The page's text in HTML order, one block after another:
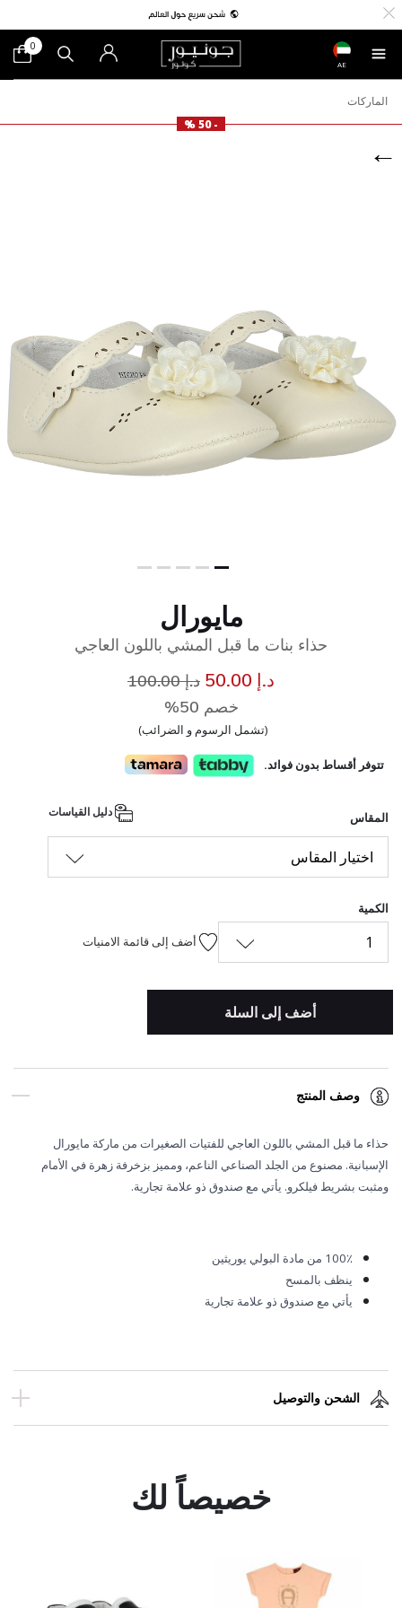
AE
0
الماركات
- 50 %
مايورال
حذاء بنات ما قبل المشي باللون العاجي
د.إ 50.00 سعر مخفض مند.إ 100.00
خصم 50%
(تشمل الرسوم و الضرائب)
تتوفر أقساط بدون فوائد.
المقاس
اختيار المقاس
الكمية
1 أضف إلى قائمة الامنيات
أضف إلى السلة
وصف المنتج
حذاء ما قبل المشي باللون العاجي للفتيات الصغيرات من ماركة مايورال
الإسبانية. مصنوع من الجلد الصناعي الناعم، ومميز بزخرفة زهرة في الأمام
ومثبت بشريط فيلكرو. يأتي مع صندوق ذو علامة تجارية.
100٪ من مادة البولي يوريثين
ينظف بالمسح
يأتي مع صندوق ذو علامة تجارية
الشحن والتوصيل
خصيصاً لك